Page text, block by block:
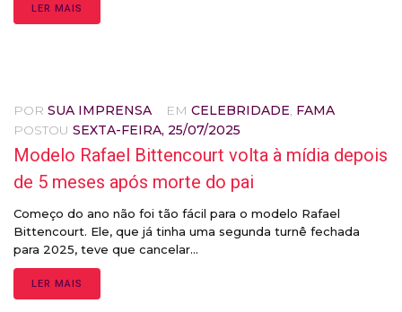
LER MAIS
POR SUA IMPRENSA EM CELEBRIDADE, FAMA
POSTOU SEXTA-FEIRA, 25/07/2025
Modelo Rafael Bittencourt volta à mídia depois
de 5 meses após morte do pai
Começo do ano não foi tão fácil para o modelo Rafael
Bittencourt. Ele, que já tinha uma segunda turnê fechada
para 2025, teve que cancelar...
LER MAIS